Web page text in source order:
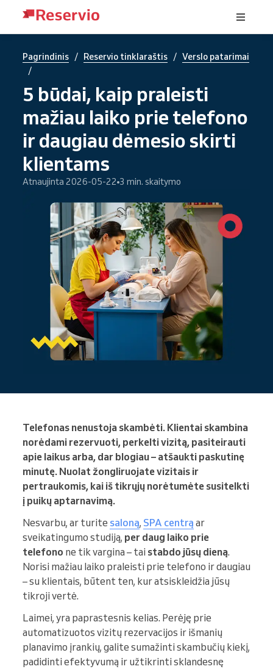
Pagrindinis / Reservio tinklaraštis / Verslo patarimai
/
5 būdai, kaip praleisti
mažiau laiko prie telefono
ir daugiau dėmesio skirti
klientams
Atnaujinta 2026-05-22 3 min. skaitymo
Telefonas nenustoja skambėti. Klientai skambina
norėdami rezervuoti, perkelti vizitą, pasiteirauti
apie laikus arba, dar blogiau – atšaukti paskutinę
minutę. Nuolat žongliruojate vizitais ir
pertraukomis, kai iš tikrųjų norėtumėte susitelkti
į puikų aptarnavimą.
Nesvarbu, ar turite saloną, SPA centrą ar
sveikatingumo studiją, per daug laiko prie
telefono ne tik vargina – tai stabdo jūsų dieną.
Norisi mažiau laiko praleisti prie telefono ir daugiau
– su klientais, būtent ten, kur atsiskleidžia jūsų
tikroji vertė.
Laimei, yra paprastesnis kelias. Perėję prie
automatizuotos vizitų rezervacijos ir išmanių
planavimo įrankių, galite sumažinti skambučių kiekį,
padidinti efektyvumą ir užtikrinti sklandesnę